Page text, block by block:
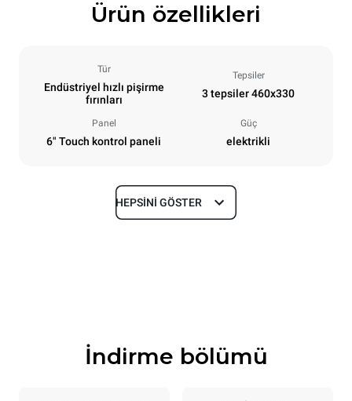
Ürün özellikleri
Tür
Endüstriyel hızlı pişirme
fırınları
Tepsiler
3 tepsiler 460x330
Panel
6" Touch kontrol paneli
Güç
elektrikli
Boyutlar
Tepsi özellikleri
HEPSINI GÖSTER
İndirme bölümü